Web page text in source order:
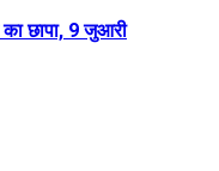
छापा, 9 जुआरी